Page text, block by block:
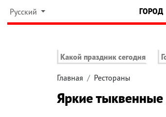
Русский ГОРОД
Какой праздник сегодня
Главная Рестораны
Яркие тыквенные